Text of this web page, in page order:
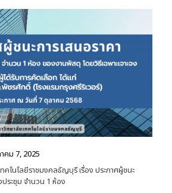
คม 7, 2025
คโนโลยีราชมงคลธัญบุรี เรื่อง ประกาศผู้ชนะ
ประชุม จำนวน 1 ห้อง